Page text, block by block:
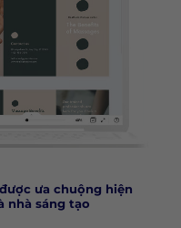
ưa chuộng hiện
nhà sáng tạo